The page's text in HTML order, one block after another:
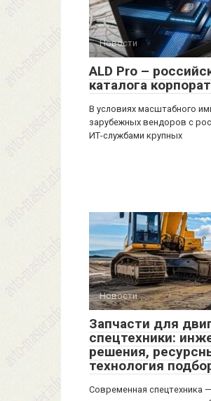
Новости
ALD Pro –
каталога
В условиях масштабного
зарубежных вендоров с
ИТ-службами крупных
Новости
Запчасти для
спецтехники:
решения,
технология
Современная спецтехника